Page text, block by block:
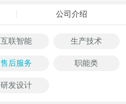
公司介绍
互联智能 生产技术
售后服务 职能类
研发设计